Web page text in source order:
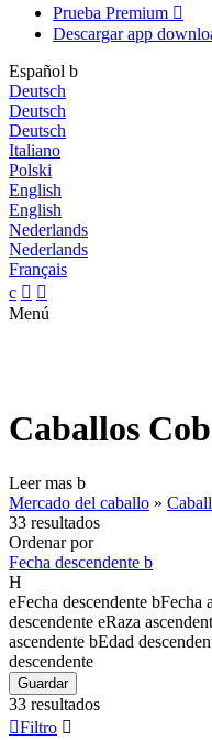
Prueba Premium 
Descargar app
Español b
Deutsch
Deutsch
Deutsch
Italiano
Polski
English
English
Nederlands
Nederlands
Français
c  
Menú
Caballos
Leer mas b
Mercado del caballo »
33 resultados
Ordenar por
Fecha descendente b
H
eFecha descendente bFecha
descendente eRaza
ascendente bEdad
descendente
Guardar
33 resultados
Filtro 